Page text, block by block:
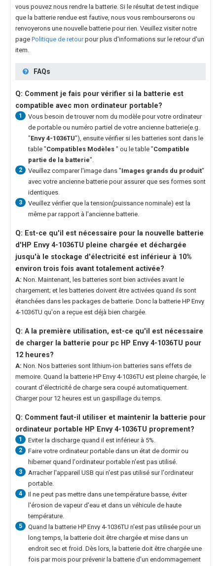
vous pouvez nous rendre la batterie. Si le résultat de test indique
que la batterie rendue est fautive, nous vous rembourserons ou
renvoyerons une nouvelle batterie pour rien. Veuillez visiter notre
page Politique de retourpour plus d'informations sur le retour d'un
item.
FAQs
Q: Comment je fais pour vérifier si la batterie est
compatible avec mon ordinateur portable?
1
Vous besoin de trouver nom du modèle pour votre ordinateur
de portable ou numéro partiel de votre ancienne batterie(e.g.
"Envy 4-1036TU"), ensuite vérifier si les batteries sont dans le
table "Compatibles Modèles " ou le table "Compatible
partie de la batterie".
2 Veuillez comparer l'image dans "Images grands du produit"
avec votre ancienne batterie pour assurer que ses formes sont
identiques.
3
Veuillez vérifier que la tension(puissance nominale) est la
même par rapport à l'ancienne batterie.
Q: Est-ce qu'il est nécessaire pour la nouvelle batterie
d'HP Envy 4-1036TU pleine chargée et déchargée
jusqu'à le stockage d'électricité est inférieur à 10%
environ trois fois avant totalement activée?
A: Non. Maintenant, les batteries sont bien activées avant le
chargement; et les batteries doivent être activées quand ils sont
étanchées dans les packages de batterie. Donc la batterie HP Envy
4-1036TU qu'on a reçue est déjà bien chargée.
Q: A la première utilisation, est-ce qu'il est nécessaire
de charger la batterie pour pc HP Envy 4-1036TU pour
12 heures?
A: Non. Nos batteries sont lithium-ion batteries sans effets de
memoire. Quand la batterie HP Envy 4-1036TU est pleine chargée, le
courant d'électricité de charge sera coupé automatiquement.
Charger pour 12 heures est un gaspillage du temps.
Q: Comment faut-il utiliser et maintenir la batterie pour
ordinateur portable HP Envy 4-1036TU proprement?
1 Eviter la discharge quand il est inférieur à 5%.
2
Faire votre ordinateur portable dans un état de dormir ou
hiberner quand l'ordinateur portable n'est pas utilisé.
3
Arracher l'appareil USB qui n'est pas utilisé sur l'ordinateur
portable.
4
Il ne peut pas mettre dans une température basse, éviter
l'érosion de vapeur d'eau et dans un véhicule de haute
température.
5 Quand la batterie HP Envy 4-1036TU n'est pas utilisée pour un
long temps, la batterie doit être chargée et mise dans un
endroit sec et froid. Dès lors, la batterie doit être chargée une
fois par mois pour prévenir la batterie d'un endommagement